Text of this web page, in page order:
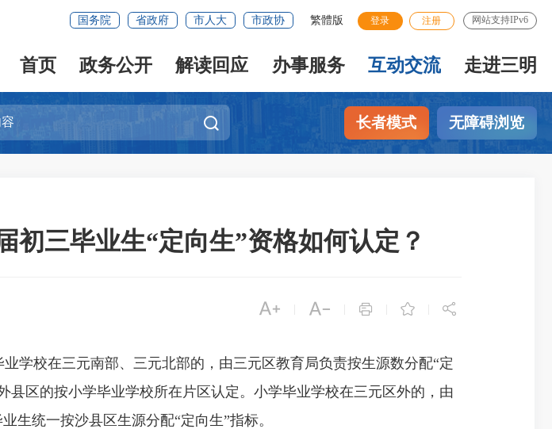
国务院 省政府 市人大 市政协 繁體版 登录 注册 网站支持IPv6
首页 政务公开 解读回应 办事服务 互动交流 走进三明
长者模式 无障碍浏览
三毕业生“定向生”资格如何认定？
    
校在三元南部、三元北部的，由三元区教育局负责按生源数分配“定
区的按小学毕业学校所在片区认定。小学毕业学校在三元区外的，由
生统一按沙县区生源分配“定向生”指标。